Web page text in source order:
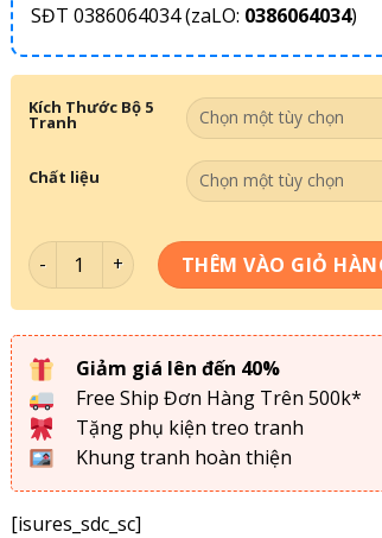
SĐT 0386064034 (zaLO: 0386064034)
Kích Thước Bộ 5
Tranh
Chất liệu
Bộ 5 Tranh Ghép One Pice - OP010 số
THÊM VÀO GIỎ
Giảm giá lên đến 40%
Free Ship Đơn Hàng Trên 500k*
Tặng phụ kiện treo tranh
Khung tranh hoàn thiện
[isures_sdc_sc]